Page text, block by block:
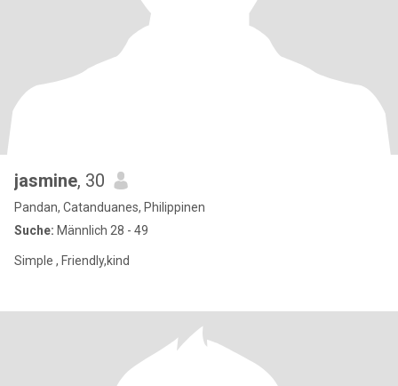
jasmine, 30
Pandan, Catanduanes, Philippinen
Suche: Männlich 28 - 49
Simple , Friendly,kind